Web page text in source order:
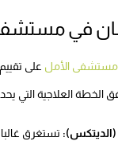
في
مستشفى الأمل على
الخطة العلاجية التي